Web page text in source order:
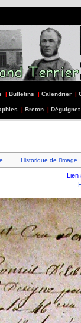
| Bulletins | Calendrier |
| Breton | Déguignet
Historique de l’image